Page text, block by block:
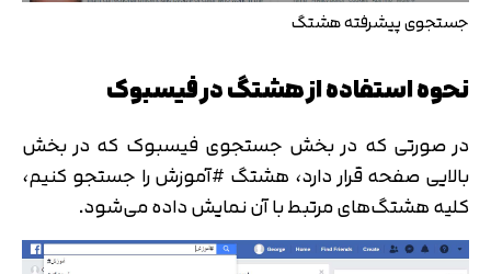
جستجوی پیشرفته هشتگ
نحوه استفاده از هشتگ در فیسبوک
در صورتی که در بخش جستجوی فیسبوک که در بخش
بالایی صفحه قرار دارد، هشتگ #آموزش را جستجو کنیم،
کلیه هشتگ‌های مرتبط با آن نمایش داده می‌شود.